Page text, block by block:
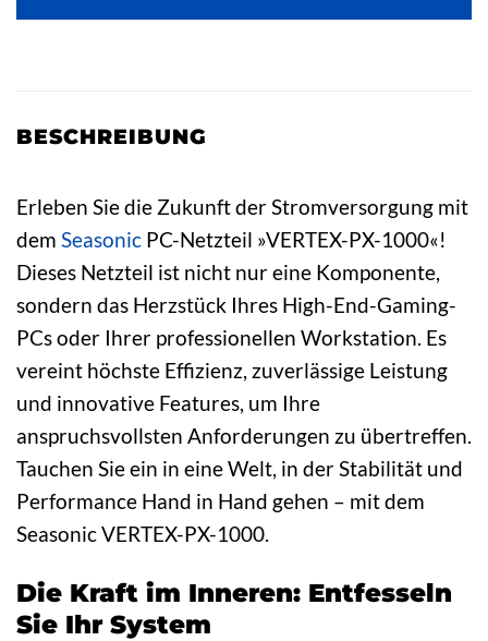
BESCHREIBUNG
Erleben Sie die Zukunft der Stromversorgung mit
dem Seasonic PC-Netzteil »VERTEX-PX-1000«!
Dieses Netzteil ist nicht nur eine Komponente,
sondern das Herzstück Ihres High-End-Gaming-
PCs oder Ihrer professionellen Workstation. Es
vereint höchste Effizienz, zuverlässige Leistung
und innovative Features, um Ihre
anspruchsvollsten Anforderungen zu übertreffen.
Tauchen Sie ein in eine Welt, in der Stabilität und
Performance Hand in Hand gehen – mit dem
Seasonic VERTEX-PX-1000.
Die Kraft im Inneren: Entfesseln
Sie Ihr System